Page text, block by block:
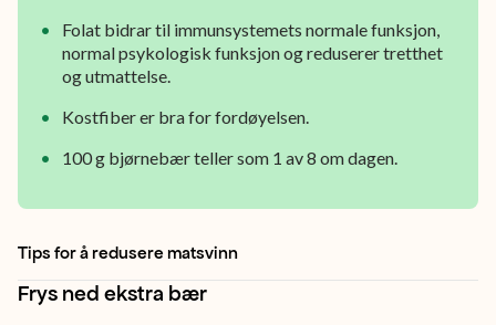
også
brukes
som
topping
frokostblanding
og
desserter.
Folat bidrar til immunsystemets normale funksjon,
normal psykologisk funksjon og reduserer tretthet
og utmattelse.
Kostfiber er bra for fordøyelsen.
100 g bjørnebær teller som 1 av 8 om dagen.
Tips for å redusere matsvinn
Frys ned ekstra bær